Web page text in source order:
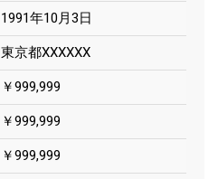
1991年10月3日
東京都XXXXXX
￥999,999
￥999,999
￥999,999